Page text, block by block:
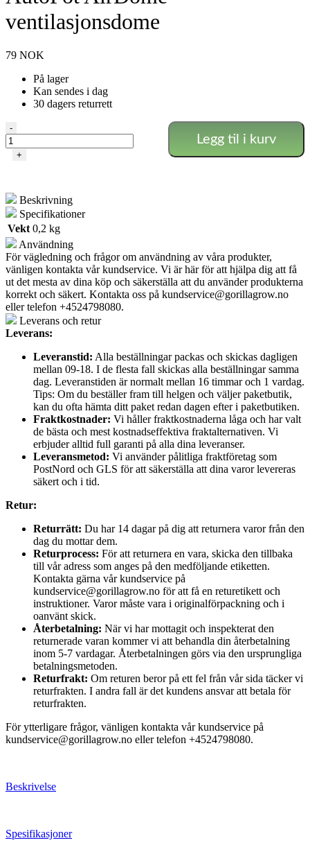
ventilasjonsdome
79 NOK
På lager
Kan sendes i dag
30 dagers returrett
AutoPot
AirDome
ventilasjonsdome
-
+
Legg til i kurv
Beskrivning
Specifikationer
Vekt 0,2 kg
Användning
För vägledning och frågor om användning av våra produkter,
vänligen kontakta vår kundservice. Vi är här för att hjälpa dig att få
ut det mesta av dina köp och säkerställa att du använder produkterna
korrekt och säkert. Kontakta oss på kundservice@gorillagrow.no
eller telefon +4524798080.
Leverans och retur
Leverans:
Leveranstid: Alla beställningar packas och skickas dagligen
mellan 09-18. I de flesta fall skickas alla beställningar samma
dag. Leveranstiden är normalt mellan 16 timmar och 1 vardag.
Tips: Om du beställer fram till helgen och väljer paketbutik,
kan du ofta hämta ditt paket redan dagen efter i paketbutiken.
Fraktkostnader: Vi håller fraktkostnaderna låga och har valt
de bästa och mest kostnadseffektiva fraktalternativen. Vi
erbjuder alltid full garanti på alla dina leveranser.
Leveransmetod: Vi använder pålitliga fraktföretag som
PostNord och GLS för att säkerställa att dina varor levereras
säkert och i tid.
Retur:
Returrätt: Du har 14 dagar på dig att returnera varor från den
dag du mottar dem.
Returprocess: För att returnera en vara, skicka den tillbaka
till vår adress som anges på den medföljande etiketten.
Kontakta gärna vår kundservice på
kundservice@gorillagrow.no för att få en returetikett och
instruktioner. Varor måste vara i originalförpackning och i
oanvänt skick.
Återbetalning: När vi har mottagit och inspekterat den
returnerade varan kommer vi att behandla din återbetalning
inom 5-7 vardagar. Återbetalningen görs via den ursprungliga
betalningsmetoden.
Returfrakt: Om returen beror på ett fel från vår sida täcker vi
returfrakten. I andra fall är det kundens ansvar att betala för
returfrakten.
För ytterligare frågor, vänligen kontakta vår kundservice på
kundservice@gorillagrow.no eller telefon +4524798080.
Beskrivelse
Spesifikasjoner